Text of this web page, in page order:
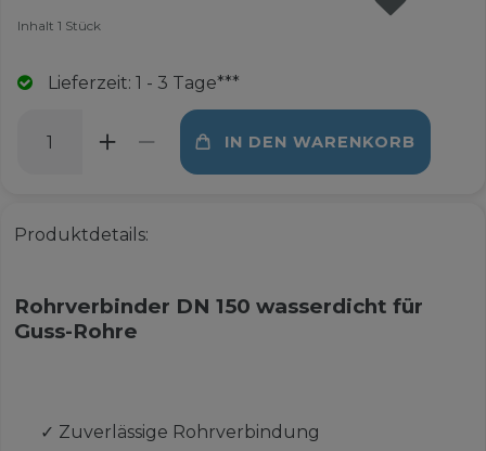
Inhalt 1 Stück
Lieferzeit: 1 - 3 Tage***
IN DEN WARENKORB
Produktdetails:
Rohrverbinder DN 150 wasserdicht für
Guss-Rohre
✓ Zuverlässige Rohrverbindung